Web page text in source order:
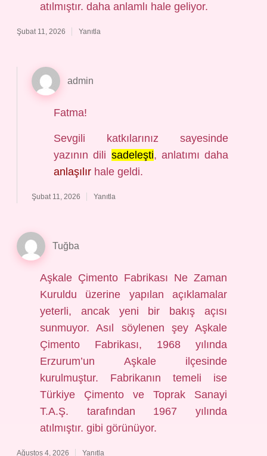
atılmıştır. daha anlamlı hale geliyor.
Şubat 11, 2026 Yanıtla
admin
Fatma!
Sevgili katkılarınız sayesinde
yazının dili sadeleşti, anlatımı daha
anlaşılırhale geldi.
Şubat 11, 2026 Yanıtla
Tuğba
Aşkale Çimento Fabrikası Ne Zaman
Kuruldu üzerine yapılan açıklamalar
yeterli, ancak yeni bir bakış açısı
sunmuyor. Asıl söylenen şey Aşkale
Çimento Fabrikası, 1968 yılında
Erzurum’un Aşkale ilçesinde
kurulmuştur. Fabrikanın temeli ise
Türkiye Çimento ve Toprak Sanayi
T.A.Ş. tarafından 1967 yılında
atılmıştır. gibi görünüyor.
Ağustos 4, 2026 Yanıtla